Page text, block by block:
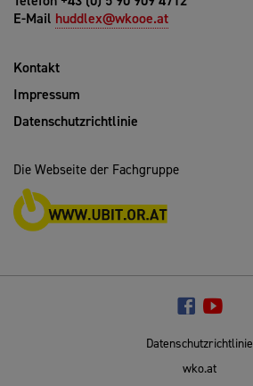
E-Mail huddlex@wkooe.at
Kontakt
Impressum
Datenschutzrichtlinie
Die Webseite der Fachgruppe
Datenschutzrichtlinie
wko.at